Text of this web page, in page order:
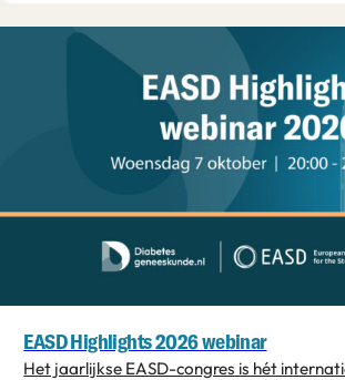
EASD Highlights 2026 webinar
Het jaarlijkse EASD-congres is hét